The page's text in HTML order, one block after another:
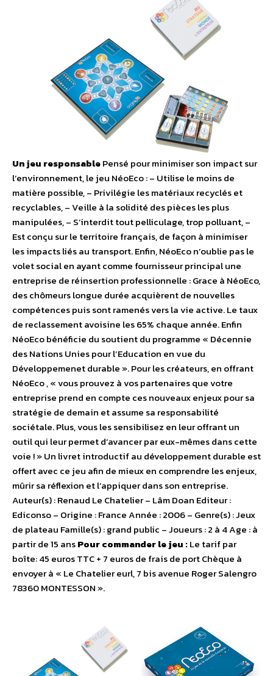
Un jeu responsablePensé pour minimiser son impact sur
l’environnement, le jeu NéoEco : – Utilise le moins de
matière possible, – Privilégie les matériaux recyclés et
recyclables, – Veille à la solidité des pièces les plus
manipulées, – S’interdit tout pelliculage, trop polluant, –
Est conçu sur le territoire français, de façon à minimiser
les impacts liés au transport. Enfin, NéoEco n’oublie pas le
volet social en ayant comme fournisseur principal une
entreprise de réinsertion professionnelle : Grace à NéoEco,
des chômeurs longue durée acquièrent de nouvelles
compétences puis sont ramenés vers la vie active. Le taux
de reclassement avoisine les 65% chaque année. Enfin
NéoEco bénéficie du soutient du programme « Décennie
des Nations Unies pour l’Education en vue du
Développemenet durable ». Pour les créateurs, en offrant
NéoEco , « vous prouvez à vos partenaires que votre
entreprise prend en compte ces nouveaux enjeux pour sa
stratégie de demain et assume sa responsabilité
sociétale. Plus, vous les sensibilisez en leur offrant un
outil qui leur permet d’avancer par eux-mêmes dans cette
voie ! » Un livret introductif au développement durable est
offert avec ce jeu afin de mieux en comprendre les enjeux,
mûrir sa réflexion et l’appiquer dans son entreprise.
Auteur(s) : Renaud Le Chatelier – Lâm Doan Editeur :
Ediconso – Origine : France Année : 2006 – Genre(s) : Jeux
de plateau Famille(s) : grand public – Joueurs : 2 à 4 Age : à
partir de 15 ansPour commander le jeu :Le tarif par
boîte: 45 euros TTC + 7 euros de frais de port Chèque à
envoyer à « Le Chatelier eurl, 7 bis avenue Roger Salengro
78360 MONTESSON ».